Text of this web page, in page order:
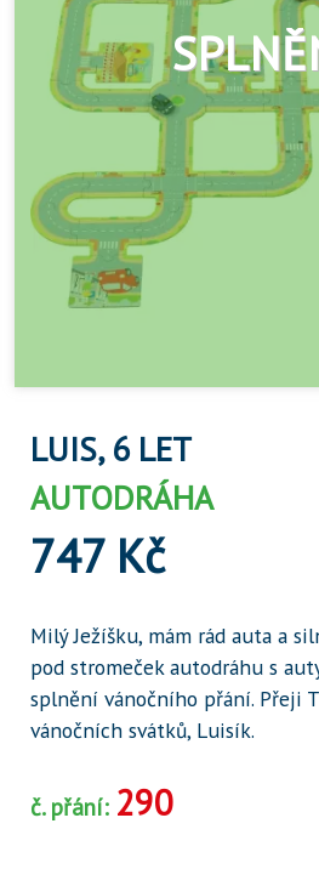
LUIS, 6 LET
AUTODRÁHA
747 Kč
Milý Ježíšku, mám rád auta a
pod stromeček autodráhu s
splnění vánočního přání. Přeji
vánočních svátků, Luisík.
č. přání: 290